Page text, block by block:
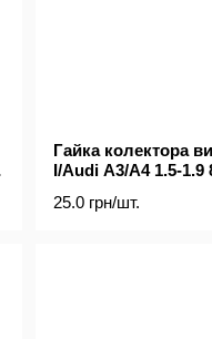
Гайка колектора
I/Audi A3/A4 1.5-1.9
25.0 грн/шт.